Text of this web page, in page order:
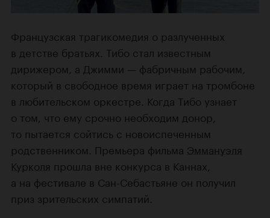
Французская трагикомедия о разлученных
в детстве братьях. Тибо стал известным
дирижером, а Джимми — фабричным рабочим,
который в свободное время играет на тромбоне
в любительском оркестре. Когда Тибо узнает
о том, что ему срочно необходим донор,
то пытается сойтись с новоиспеченным
родственником. Премьера фильма Эммануэля
Курколя прошла вне конкурса в Каннах,
а на фестивале в Сан-Себастьяне он получил
приз зрительских симпатий.